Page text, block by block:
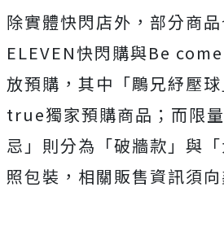
除實體快閃店外，部分商
ELEVEN快閃購與Be
放預購，其中「鵰兄紓壓
true獨家預購商品；而限
忌」則分為「破牆款」與
照包裝，相關販售資訊須